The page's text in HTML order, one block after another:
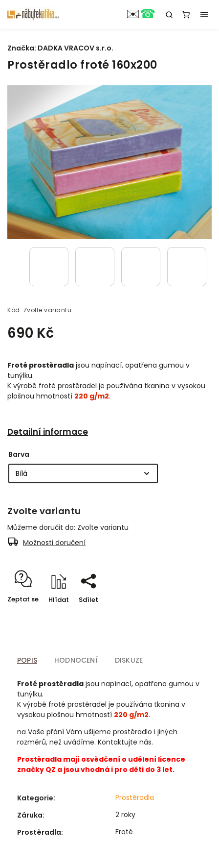
Prostěradlo froté 160x200
Kód: Zvolte variantu
690 Kč
Froté prostěradla jsou napínací, opatřena gumou v
tunýlku.
K výrobě froté prostěradel je používána tkanina v vysokou
plošnou hmotností 220 g/m2.
Detailní informace
Značka: DADKA VRACOV s.r.o.
Barva
Zvolte variantu
Můžeme doručit do: Zvolte variantu
Možnosti doručení
Zeptat se Hlídat Sdílet
POPIS HODNOCENÍ DISKUZE
Froté prostěradla jsou napínací, opatřena gumou v
tunýlku.
K výrobě froté prostěradel je používána tkanina v
vysokou plošnou hmotností 220 g/m2.
na Vaše přání Vám ušijeme prostěradlo i jiných
rozměrů, než uvádíme. Kontaktujte nás.
Prostěradla mají osvědčení o udělení licence
značky QZ a jsou vhodná i pro děti do 3 let.
Kategorie:
Prostěradla
Záruka:
2 roky
Prostěradla: Froté
✉️☎